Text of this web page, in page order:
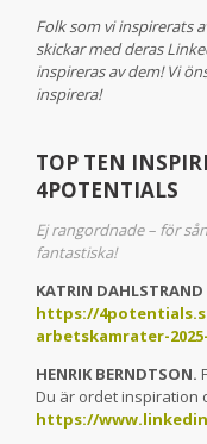
Folk som vi inspirerats
skickar med deras
inspireras av dem! Vi
inspirera!
TOP TEN
4POTENTIALS
Ej rangordnade – för
fantastiska!
KATRIN DAHLSTRAND
https://
arbetskamrater-
HENRIK BERNDTSON.
Du är ordet inspiration
https://